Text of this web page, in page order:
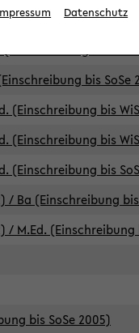
bis
bis SoSe
(Einschreibung bis
bis
bis
Ba (Einschreibung bis
M.Ed. (Einschreibung
bis SoSe 2005)
Datenschutz